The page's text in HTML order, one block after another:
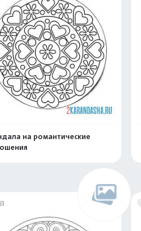
на романтические